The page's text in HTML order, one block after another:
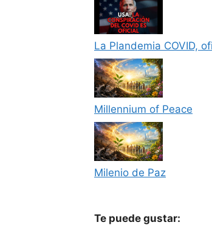
La Plandemia COVID,
Millennium of Peace
Milenio de Paz
Te puede gustar: